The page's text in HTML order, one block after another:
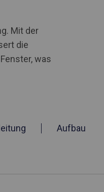
Mit der
die
was
Aufbau